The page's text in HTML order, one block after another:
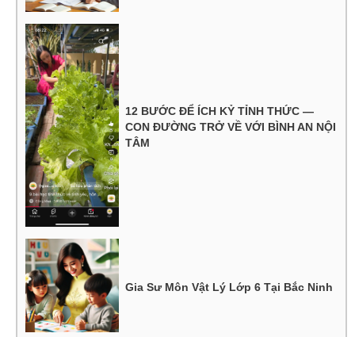
12 BƯỚC ĐỂ ÍCH KỶ TỈNH THỨC —
CON ĐƯỜNG TRỞ VỀ VỚI BÌNH AN NỘI
TÂM
Gia Sư Môn Vật Lý Lớp 6 Tại Bắc Ninh